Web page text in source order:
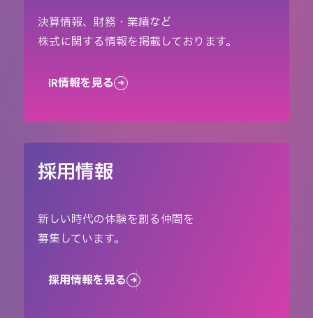
決算情報、財務・業績など
株式に関する情報を掲載しております。
IR情報を見る
採用情報
新しい時代の体験を創る仲間を
募集しています。
採用情報を見る